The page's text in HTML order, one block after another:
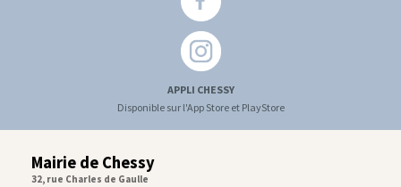
APPLI CHESSY
Disponible sur l'App Store et PlayStore
Mairie de Chessy
32, rue Charles de Gaulle